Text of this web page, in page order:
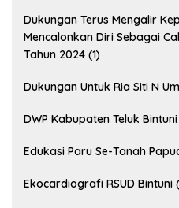
Dukungan Terus Mengalir
Mencalonkan Diri Sebagai
Tahun 2024 (1)
Dukungan Untuk Ria Siti N
DWP Kabupaten Teluk Bintuni
Edukasi Paru Se-Tanah
Ekocardiografi RSUD Bintuni